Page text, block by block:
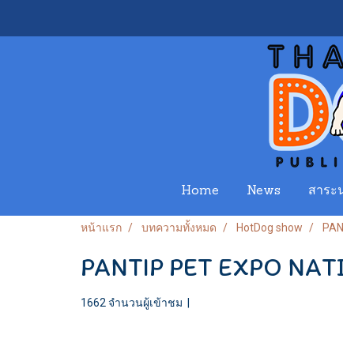
Home News สาระ
หน้าแรก บทความทั้งหมด HotDog show
PANTIP PET EXPO
1662 จำนวนผู้เข้าชม |